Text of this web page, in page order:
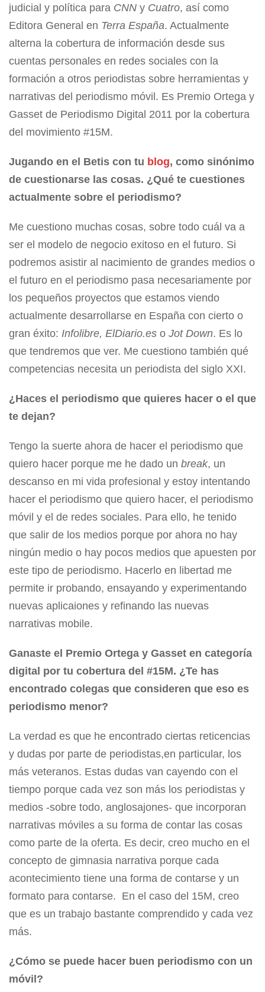
judicial y política para CNN y Cuatro, así como
Editora General en Terra España. Actualmente
alterna la cobertura de información desde sus
cuentas personales en redes sociales con la
formación a otros periodistas sobre herramientas y
narrativas del periodismo móvil. Es Premio Ortega y
Gasset de Periodismo Digital 2011 por la cobertura
del movimiento #15M.
Jugando en el Betis con tu blog, como sinónimo
de cuestionarse las cosas. ¿Qué te cuestiones
actualmente sobre el periodismo?
Me cuestiono muchas cosas, sobre todo cuál va a
ser el modelo de negocio exitoso en el futuro. Si
podremos asistir al nacimiento de grandes medios o
el futuro en el periodismo pasa necesariamente por
los pequeños proyectos que estamos viendo
actualmente desarrollarse en España con cierto o
gran éxito: Infolibre, ElDiario.es o Jot Down. Es lo
que tendremos que ver. Me cuestiono también qué
competencias necesita un periodista del siglo XXI.
¿Haces el periodismo que quieres hacer o el que
te dejan?
Tengo la suerte ahora de hacer el periodismo que
quiero hacer porque me he dado un break, un
descanso en mi vida profesional y estoy intentando
hacer el periodismo que quiero hacer, el periodismo
móvil y el de redes sociales. Para ello, he tenido
que salir de los medios porque por ahora no hay
ningún medio o hay pocos medios que apuesten por
este tipo de periodismo. Hacerlo en libertad me
permite ir probando, ensayando y experimentando
nuevas aplicaiones y refinando las nuevas
narrativas mobile.
Ganaste el Premio Ortega y Gasset en categoría
digital por tu cobertura del #15M. ¿Te has
encontrado colegas que consideren que eso es
periodismo menor?
La verdad es que he encontrado ciertas reticencias
y dudas por parte de periodistas,en particular, los
más veteranos. Estas dudas van cayendo con el
tiempo porque cada vez son más los periodistas y
medios -sobre todo, anglosajones- que incorporan
narrativas móviles a su forma de contar las cosas
como parte de la oferta. Es decir, creo mucho en el
concepto de gimnasia narrativa porque cada
acontecimiento tiene una forma de contarse y un
formato para contarse. En el caso del 15M, creo
que es un trabajo bastante comprendido y cada vez
más.
¿Cómo se puede hacer buen periodismo con un
móvil?